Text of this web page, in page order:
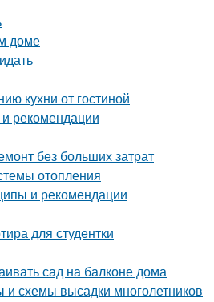
доме
кухни от гостиной
рекомендации
без больших затрат
отопления
и рекомендации
для студентки
сад на балконе дома
схемы высадки многолетников